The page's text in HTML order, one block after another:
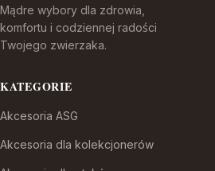
Mądre wybory dla zdrowia,
komfortu i codziennej radości
Twojego zwierzaka.
KATEGORIE
Akcesoria ASG
Akcesoria dla kolekcjonerów